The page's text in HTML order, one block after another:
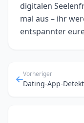
digitalen
mal aus – ihr
entspannter
Vorheriger